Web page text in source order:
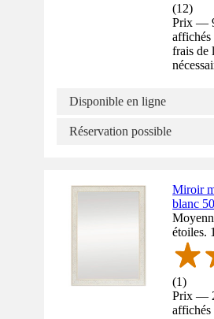
(12)
Prix —
frais de
Disponible en ligne
Réservation possible
Miroir
blanc
étoiles.
(1)
Prix —